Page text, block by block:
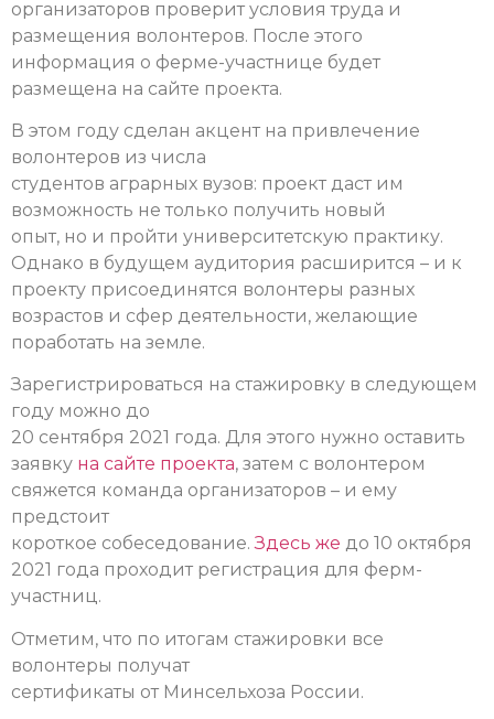
организаторов проверит условия труда и
размещения волонтеров. После этого
информация о ферме-участнице будет
размещена на сайте проекта.
В этом году сделан акцент на привлечение
волонтеров из числа
студентов аграрных вузов: проект даст им
возможность не только получить новый
опыт, но и пройти университетскую практику.
Однако в будущем аудитория расширится – и к
проекту присоединятся волонтеры разных
возрастов и сфер деятельности, желающие
поработать на земле.
Зарегистрироваться на стажировку в следующем
году можно до
20 сентября 2021 года. Для этого нужно оставить
заявку на сайте проекта, затем с волонтером
свяжется команда организаторов – и ему
предстоит
короткое собеседование.Здесь же до 10 октября
2021 года проходит регистрация для ферм-
участниц.
Отметим, что по итогам стажировки все
волонтеры получат
сертификаты от Минсельхоза России.